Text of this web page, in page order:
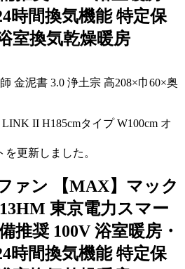
金泥書 3.0 浄土宗 高208×巾60×奥
II H185cmタイプ W100cm オ
更新しました。